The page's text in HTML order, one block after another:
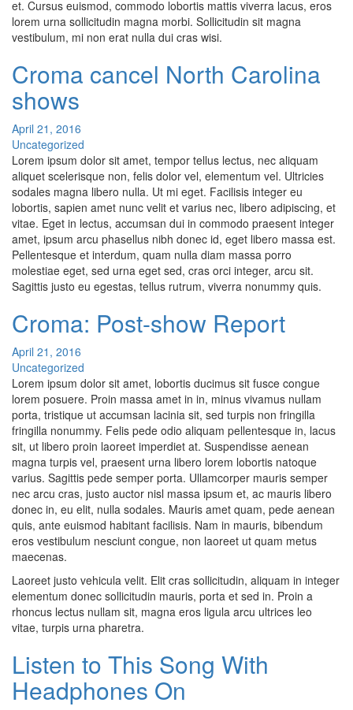
et. Cursus euismod, commodo lobortis mattis viverra lacus, eros
lorem urna sollicitudin magna morbi. Sollicitudin sit magna
vestibulum, mi non erat nulla dui cras wisi.
Croma cancel North Carolina
shows
April 21, 2016
Uncategorized
Lorem ipsum dolor sit amet, tempor tellus lectus, nec aliquam
aliquet scelerisque non, felis dolor vel, elementum vel. Ultricies
sodales magna libero nulla. Ut mi eget. Facilisis integer eu
lobortis, sapien amet nunc velit et varius nec, libero adipiscing, et
vitae. Eget in lectus, accumsan dui in commodo praesent integer
amet, ipsum arcu phasellus nibh donec id, eget libero massa est.
Pellentesque et interdum, quam nulla diam massa porro
molestiae eget, sed urna eget sed, cras orci integer, arcu sit.
Sagittis justo eu egestas, tellus rutrum, viverra nonummy quis.
Croma: Post-show Report
April 21, 2016
Uncategorized
Lorem ipsum dolor sit amet, lobortis ducimus sit fusce congue
lorem posuere. Proin massa amet in in, minus vivamus nullam
porta, tristique ut accumsan lacinia sit, sed turpis non fringilla
fringilla nonummy. Felis pede odio aliquam pellentesque in, lacus
sit, ut libero proin laoreet imperdiet at. Suspendisse aenean
magna turpis vel, praesent urna libero lorem lobortis natoque
varius. Sagittis pede semper porta. Ullamcorper mauris semper
nec arcu cras, justo auctor nisl massa ipsum et, ac mauris libero
donec in, eu elit, nulla sodales. Mauris amet quam, pede aenean
quis, ante euismod habitant facilisis. Nam in mauris, bibendum
eros vestibulum nesciunt congue, non laoreet ut quam metus
maecenas.
Laoreet justo vehicula velit. Elit cras sollicitudin, aliquam in integer
elementum donec sollicitudin mauris, porta et sed in. Proin a
rhoncus lectus nullam sit, magna eros ligula arcu ultrices leo
vitae, turpis urna pharetra.
Listen to This Song With
Headphones On